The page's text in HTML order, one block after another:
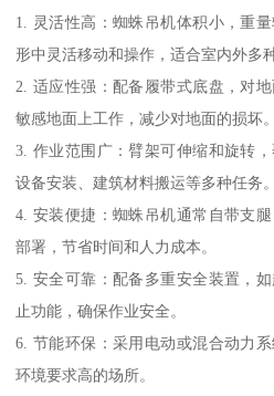
1. 灵活性高：蜘蛛吊机体积小，重
形中灵活移动和操作，适合室内外多
2. 适应性强：配备履带式底盘，对
敏感地面上工作，减少对地面的损坏。
3. 作业范围广：臂架可伸缩和旋转
设备安装、建筑材料搬运等多种任务。
4. 安装便捷：蜘蛛吊机通常自带支
部署，节省时间和人力成本。
5. 安全可靠：配备多重安全装置，
止功能，确保作业安全。
6. 节能环保：采用电动或混合动力
环境要求高的场所。